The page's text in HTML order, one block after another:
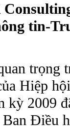
tin-
trọng
Hiệp
kỳ 2009
Điều